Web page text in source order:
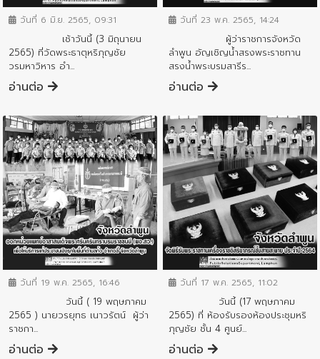
วันที่ 6 มิ.ย. 2565, 09:31
เช้าวันนี้ (3 มิถุนายน
2565) ที่วัดพระธาตุหริภุญชัย
วรมหาวิหาร อำ...
อ่านต่อ
วันที่ 23 พ.ค. 2565, 14:24
ผู้ว่าราชการจังหวัด
ลำพูน อัญเชิญน้ำสรงพระราชทาน
สรงน้ำพระบรมสารีร...
อ่านต่อ
ข่าวกิจกรรมสำคัญจังหวัด
วันที่ 19 พ.ค. 2565, 16:46
วันนี้ ( 19 พฤษภาคม
2565 ) นายวรยุทธ เนาวรัตน์ ผู้ว่า
ราชกา...
อ่านต่อ
ข่าวกิจกรรมสำคัญจังหวัด
วันที่ 17 พ.ค. 2565, 11:02
วันนี้ (17 พฤษภาคม
2565) ที่ ห้องรับรองห้องประชุมหริ
ภุญชัย ชั้น 4 ศูนย์...
อ่านต่อ